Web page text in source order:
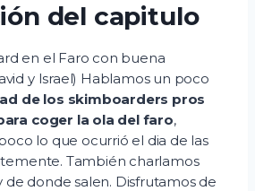
del capitulo
en el Faro con buena
y Israel) Hablamos un poco
de los skimboarders pros
coger la ola del faro,
lo que ocurrió el dia de las
También charlamos
de donde salen. Disfrutamos de